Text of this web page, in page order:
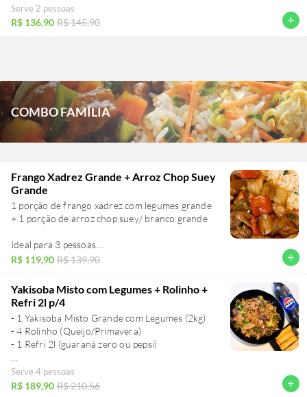
Serve 2 pessoas
R$ 136,90 R$ 145,90 add
COMBO FAMÍLIA
Frango Xadrez Grande + Arroz Chop Suey
Grande
1 porção de frango xadrez com legumes grande
+ 1 porção de arroz chop suey/ branco grande
Ideal para 3 pessoas.
* Não realizamos trocas de ingredientes. Não
R$ 119,90 R$ 139,90 add
Yakisoba Misto com Legumes + Rolinho +
Refri 2l p/4
- 1 Yakisoba Misto Grande com Legumes (2kg)
- 4 Rolinho (Queijo/Primavera)
- 1 Refri 2l (guaraná zero ou pepsi)
Ideal para 4 pessoas.
Serve 4 pessoas
R$ 189,90 R$ 210,56 add